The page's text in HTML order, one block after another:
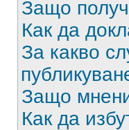
Защо
Как да
За какво
Защо
Как да